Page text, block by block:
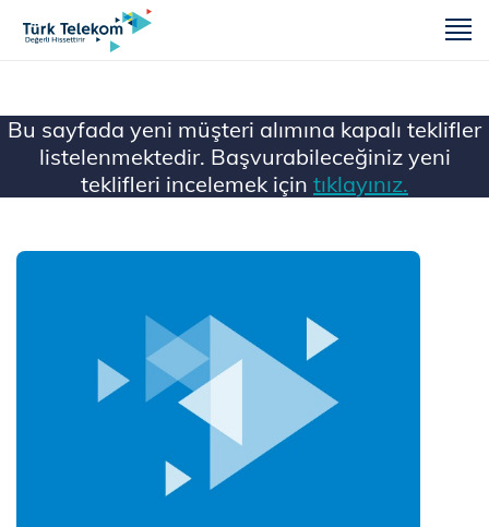
Bu sayfada yeni müşteri alımına kapalı teklifler
listelenmektedir. Başvurabileceğiniz yeni
teklifleri incelemek için tıklayınız.
Ana Sayfa Mobil